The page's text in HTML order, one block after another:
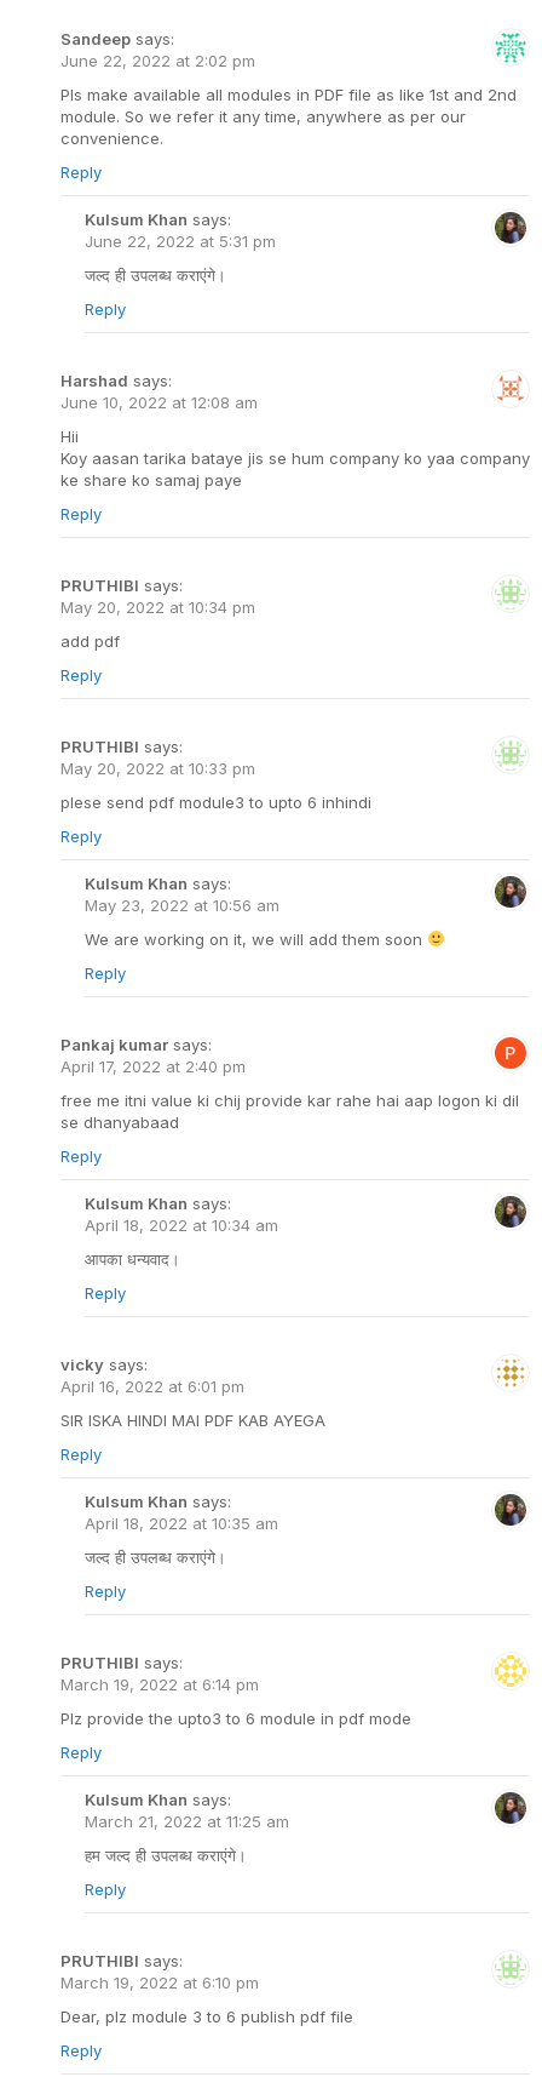
Sandeep says:
June 22, 2022 at 2:02 pm
Pls make available all modules in PDF file as like 1st and 2nd
module. So we refer it any time, anywhere as per our
convenience.
Reply
Kulsum Khan says:
June 22, 2022 at 5:31 pm
जल्द ही उपलब्ध कराएंगे।
Reply
Harshad says:
June 10, 2022 at 12:08 am
Hii
Koy aasan tarika bataye jis se hum company ko yaa company
ke share ko samaj paye
Reply
PRUTHIBI says:
May 20, 2022 at 10:34 pm
add pdf
Reply
PRUTHIBI says:
May 20, 2022 at 10:33 pm
plese send pdf module3 to upto 6 inhindi
Reply
Kulsum Khan says:
May 23, 2022 at 10:56 am
We are working on it, we will add them soon
Reply
Pankaj kumar says:
April 17, 2022 at 2:40 pm
free me itni value ki chij provide kar rahe hai aap logon ki dil
se dhanyabaad
Reply
Kulsum Khan says:
April 18, 2022 at 10:34 am
आपका धन्यवाद।
Reply
vicky says:
April 16, 2022 at 6:01 pm
SIR ISKA HINDI MAI PDF KAB AYEGA
Reply
Kulsum Khan says:
April 18, 2022 at 10:35 am
जल्द ही उपलब्ध कराएंगे।
Reply
PRUTHIBI says:
March 19, 2022 at 6:14 pm
Plz provide the upto3 to 6 module in pdf mode
Reply
Kulsum Khan says:
March 21, 2022 at 11:25 am
हम जल्द ही उपलब्ध कराएंगे।
Reply
PRUTHIBI says:
March 19, 2022 at 6:10 pm
Dear, plz module 3 to 6 publish pdf file
Reply